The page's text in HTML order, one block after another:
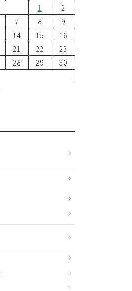
1
2
7 8
9
14 15
16
21 22
23
28 29
30